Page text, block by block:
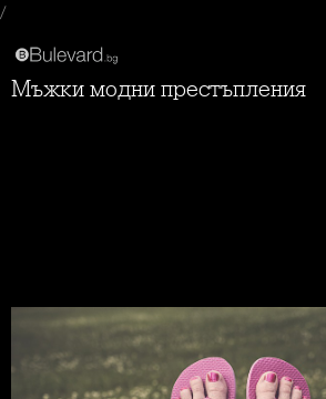
/
Мъжки модни престъпления